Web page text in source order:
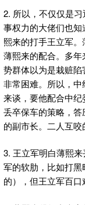
2. 所以，不仅仅是
事权力的大佬们也
熙来的打手王立军
薄熙来的配合。多
势群体以为是栽赃
非常困难。所以，
来谈，要他配合中
丢卒保车的策略，
的副市长。二人互咬
3. 王立军明白薄熙
军的软肋，比如打
的），但王立军百口